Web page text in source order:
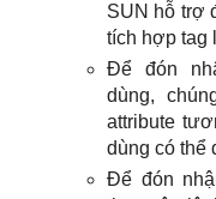
SUN hỗ trợ
tích hợp tag
Để đón
dùng,
attribute
dùng có thể
Để đón